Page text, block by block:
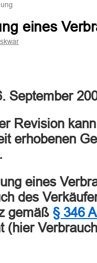
eines
September
Revision
erhobenen
eines
des
gemäß § 346
(hier